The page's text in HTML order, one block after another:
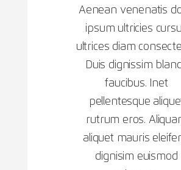
Aenean venenatis
ipsum ultricies
ultrices diam
Duis dignissim
faucibus. Inet
pellentesque
rutrum eros.
aliquet mauris
dignisim euismod